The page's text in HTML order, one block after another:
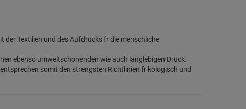
der Textilien und des Aufdrucks fr die menschliche
ebenso umweltschonenden wie auch langlebigen Druck.
somit den strengsten Richtlinien fr kologisch und